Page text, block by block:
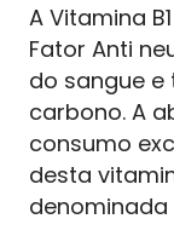
A Vitamina
Fator Anti
do sangue
carbono. A
consumo
desta
denominada